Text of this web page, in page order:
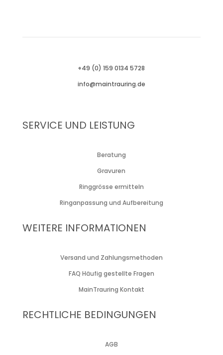
+49 (0) 159 0134 5728
info@maintrauring.de
SERVICE UND LEISTUNG
Beratung
Gravuren
Ringgrösse ermitteln
Ringanpassung und Aufbereitung
WEITERE INFORMATIONEN
Versand und Zahlungsmethoden
FAQ Häufig gestellte Fragen
MainTrauring Kontakt
RECHTLICHE BEDINGUNGEN
AGB